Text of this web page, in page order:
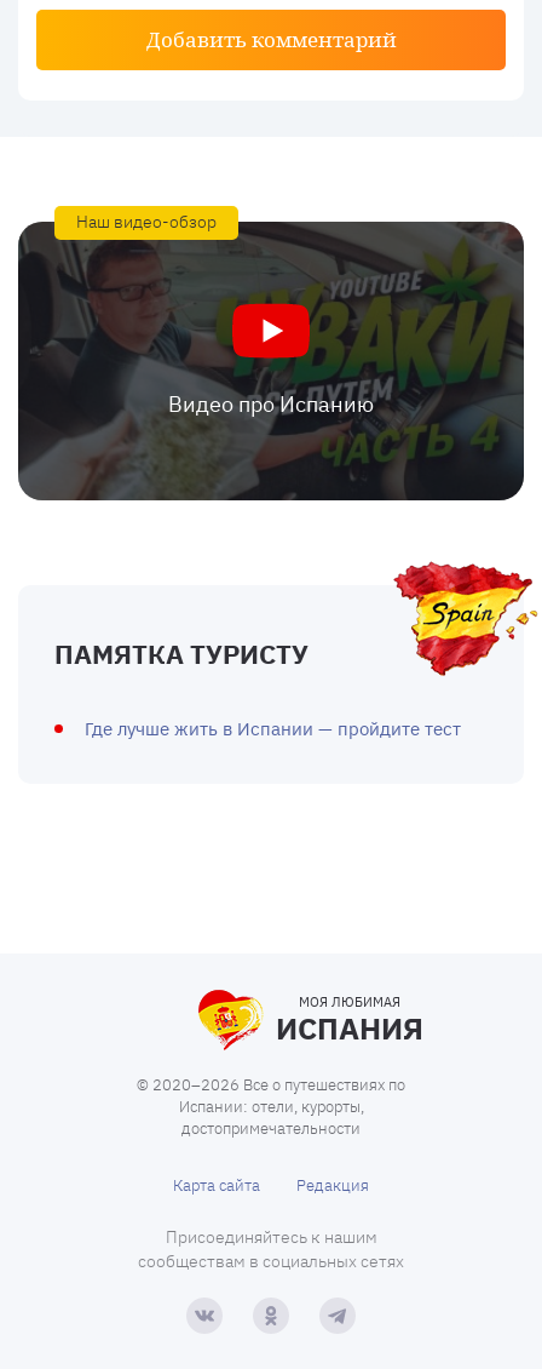
Добавить комментарий
Наш видео-обзор
Видео про Испанию
ПАМЯТКА ТУРИСТУ
Где лучше жить в Испании — пройдите тест
МОЯ ЛЮБИМАЯ
ИСПАНИЯ
© 2020–2026 Все о путешествиях по
Испании: отели, курорты,
достопримечательности
Карта сайта Редакция
Присоединяйтесь к нашим
сообществам в социальных сетях